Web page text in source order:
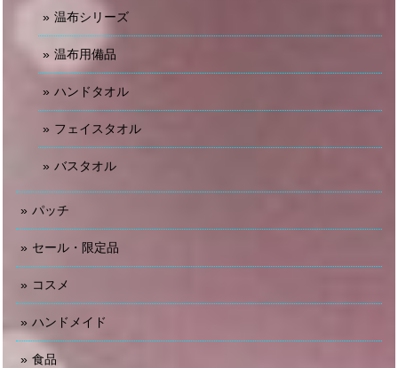
温布シリーズ
温布用備品
ハンドタオル
フェイスタオル
バスタオル
パッチ
セール・限定品
コスメ
ハンドメイド
食品